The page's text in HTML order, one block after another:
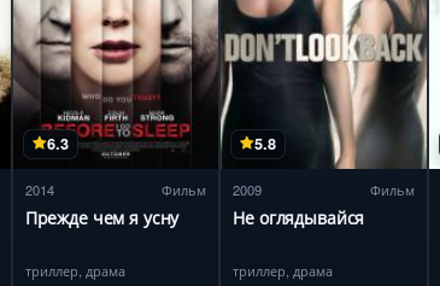
6.3
2014 Фильм
Прежде чем я усну
триллер, драма
5.8
2009 Фильм
Не оглядывайся
триллер, драма